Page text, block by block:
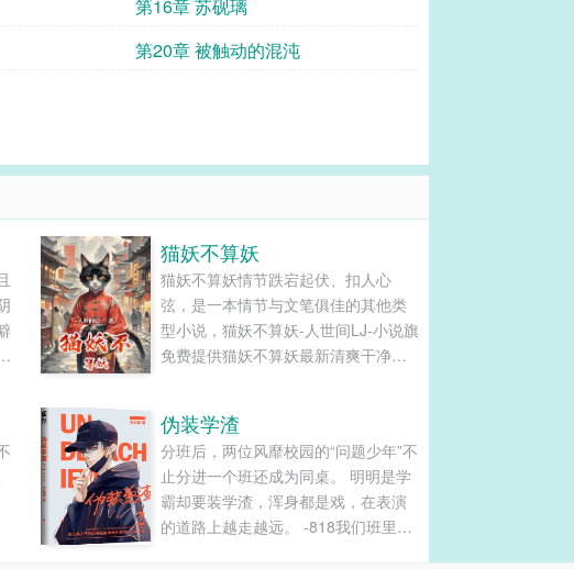
第16章 苏砚璃
第20章 被触动的混沌
猫妖不算妖
猫妖不算妖情节跌宕起伏、扣人心
弦，是一本情节与文笔俱佳的其他类
型小说，猫妖不算妖-人世间LJ-小说旗
免费提供猫妖不算妖最新清爽干净的
伪装学渣
分班后，两位风靡校园的“问题少年”不
止分进一个班还成为同桌。 明明是学
霸却要装学渣，浑身都是戏，在表演
的道路上越走越远。 -818我们班里每